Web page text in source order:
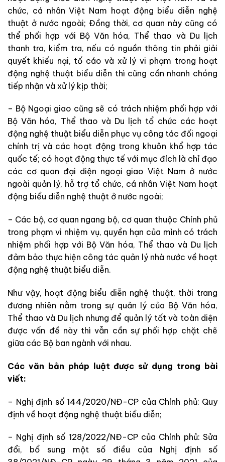
chức, cá nhân Việt Nam hoạt động biểu diễn nghệ
thuật ở nước ngoài; Đồng thời, cơ quan này cũng có
thể phối hợp với Bộ Văn hóa, Thể thao và Du lịch
thanh tra, kiểm tra, nếu có nguồn thông tin phải giải
quyết khiếu nại, tố cáo và xử lý vi phạm trong hoạt
động nghệ thuật biểu diễn thì cũng cần nhanh chóng
tiếp nhận và xử lý kịp thời;
– Bộ Ngoại giao cũng sẽ có trách nhiệm phối hợp với
Bộ Văn hóa, Thể thao và Du lịch tổ chức các hoạt
động nghệ thuật biểu diễn phục vụ công tác đối ngoại
chính trị và các hoạt động trong khuôn khổ hợp tác
quốc tế; có hoạt động thực tế với mục đích là chỉ đạo
các cơ quan đại diện ngoại giao Việt Nam ở nước
ngoài quản lý, hỗ trợ tổ chức, cá nhân Việt Nam hoạt
động biểu diễn nghệ thuật ở nước ngoài;
– Các bộ, cơ quan ngang bộ, cơ quan thuộc Chính phủ
trong phạm vi nhiệm vụ, quyền hạn của mình có trách
nhiệm phối hợp với Bộ Văn hóa, Thể thao và Du lịch
đảm bảo thực hiện công tác quản lý nhà nước về hoạt
động nghệ thuật biểu diễn.
Như vậy, hoạt động biểu diễn nghệ thuật, thời trang
đương nhiên nằm trong sự quản lý của Bộ Văn hóa,
Thể thao và Du lịch nhưng để quản lý tốt và toàn diện
được vấn đề này thì vẫn cần sự phối hợp chặt chẽ
giữa các Bộ ban ngành với nhau.
Các văn bản pháp luật được sử dụng trong bài
viết:
– Nghị định số 144/2020/NĐ-CP của Chính phủ: Quy
định về hoạt động nghệ thuật biểu diễn;
– Nghị định số 128/2022/NĐ-CP của Chính phủ: Sửa
đổi, bổ sung một số điều của Nghị định số